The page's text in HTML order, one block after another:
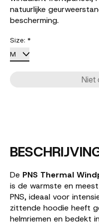
natuurlijke
bescherming.
Size: *
Niet
De PNS Thermal
is de warmste en
PNS, ideaal voor
zittende hoodie heeft
helmriemen en bedekt